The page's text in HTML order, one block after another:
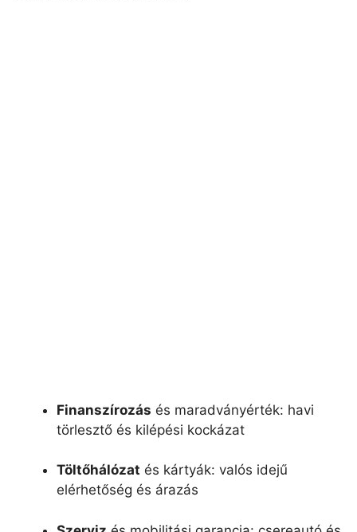
Finanszírozás és maradványérték: havi
törlesztő és kilépési kockázat
Töltőhálózat és kártyák: valós idejű
elérhetőség és árazás